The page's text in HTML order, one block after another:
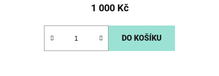
1 000 Kč
DO KOŠÍKU